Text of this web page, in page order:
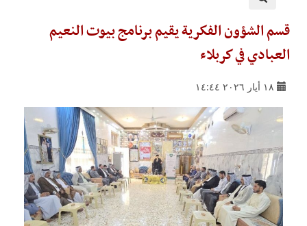
قسم الشؤون الفكرية يقيم برنامج بيوت النعيم
العبادي في كربلاء
١٨ أيار ٢٠٢٦ ١٤:٤٤